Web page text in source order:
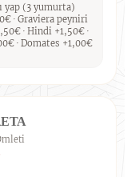
yap (3 yumurta)
· Graviera peyniri
· Hindi +1,50€ ·
· Domates +1,00€